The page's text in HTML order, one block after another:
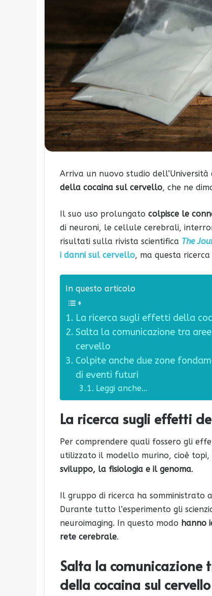
Arriva un nuovo studio
della cocaina sul cervello, che ne
Il suo uso prolungato colpisce le
di neuroni, le cellule cerebrali,
risultati sulla rivista scientifica The
i danni sul cervello, ma questa
In questo articolo
La ricerca sugli effetti della
Salta la comunicazione tra
cervello
Colpite anche due zone
di eventi futuri
Leggi anche…
La ricerca sugli effetti
Per comprendere quali fossero gli
utilizzato il modello murino, cioè topi,
sviluppo, la fisiologia e il genoma.
Il gruppo di ricerca ha somministrato
Durante tutto l’esperimento gli
neuroimaging. In questo modo hanno
rete cerebrale.
Salta la comunicazione
della cocaina sul cervello